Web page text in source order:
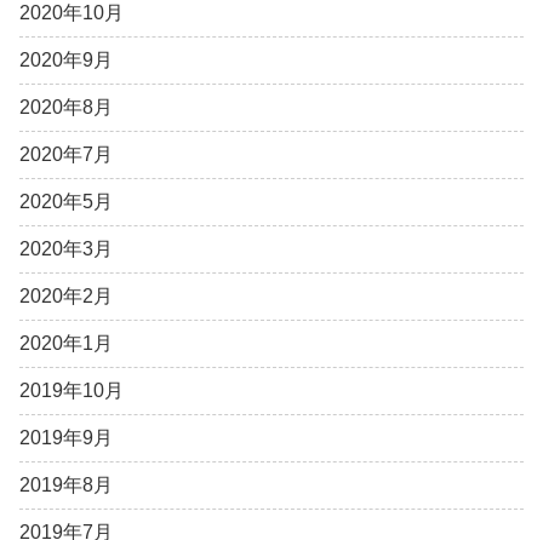
2020年10月
2020年9月
2020年8月
2020年7月
2020年5月
2020年3月
2020年2月
2020年1月
2019年10月
2019年9月
2019年8月
2019年7月